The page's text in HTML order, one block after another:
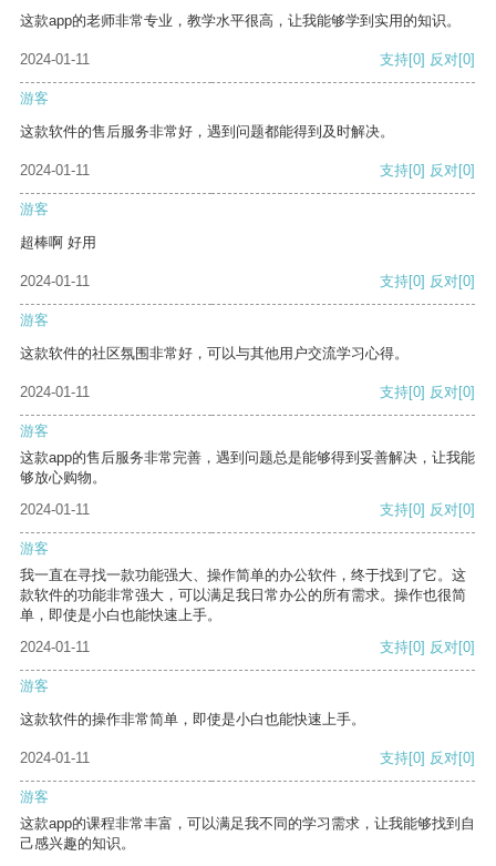
这款app的老师非常专业，教学水平很高，让我能够学到实用的知识。
2024-01-11 支持[0] 反对[0]
游客
这款软件的售后服务非常好，遇到问题都能得到及时解决。
2024-01-11 支持[0] 反对[0]
游客
超棒啊 好用
2024-01-11 支持[0] 反对[0]
游客
这款软件的社区氛围非常好，可以与其他用户交流学习心得。
2024-01-11 支持[0] 反对[0]
游客
这款app的售后服务非常完善，遇到问题总是能够得到妥善解决，让我能
够放心购物。
2024-01-11
支持[0] 反对[0]
游客
我一直在寻找一款功能强大、操作简单的办公软件，终于找到了它。这
款软件的功能非常强大，可以满足我日常办公的所有需求。操作也很简
单，即使是小白也能快速上手。
2024-01-11
支持[0] 反对[0]
游客
这款软件的操作非常简单，即使是小白也能快速上手。
2024-01-11 支持[0] 反对[0]
游客
这款app的课程非常丰富，可以满足我不同的学习需求，让我能够找到自
己感兴趣的知识。